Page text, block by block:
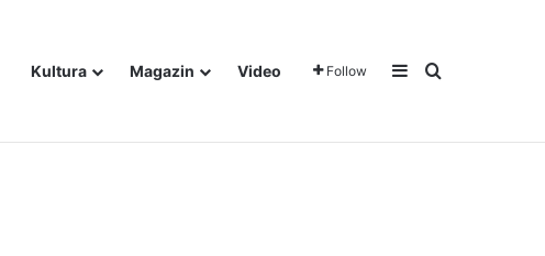
Kultura Magazin Video Follow Sidebar
Traži